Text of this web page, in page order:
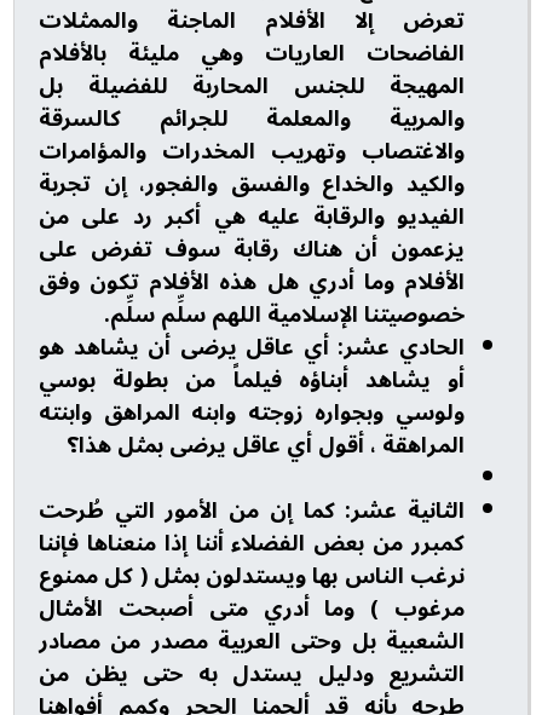
تعرض إلا الأفلام الماجنة والممثلات
الفاضحات العاريات وهي مليئة بالأفلام
المهيجة للجنس المحاربة للفضيلة بل
والمربية والمعلمة للجرائم كالسرقة
والاغتصاب وتهريب المخدرات والمؤامرات
والكيد والخداع والفسق والفجور، إن تجربة
الفيديو والرقابة عليه هي أكبر رد على من
يزعمون أن هناك رقابة سوف تفرض على
الأفلام وما أدري هل هذه الأفلام تكون وفق
خصوصيتنا الإسلامية اللهم سلِّم سلِّم.
الحادي عشر: أي عاقل يرضى أن يشاهد هو
أو يشاهد أبناؤه فيلماً من بطولة بوسي
ولوسي وبجواره زوجته وابنه المراهق وابنته
المراهقة ، أقول أي عاقل يرضى بمثل هذا؟
الثانية عشر: كما إن من الأمور التي طُرحت
كمبرر من بعض الفضلاء أننا إذا منعناها فإننا
نرغب الناس بها ويستدلون بمثل ( كل ممنوع
مرغوب ) وما أدري متى أصبحت الأمثال
الشعبية بل وحتى العربية مصدر من مصادر
التشريع ودليل يستدل به حتى يظن من